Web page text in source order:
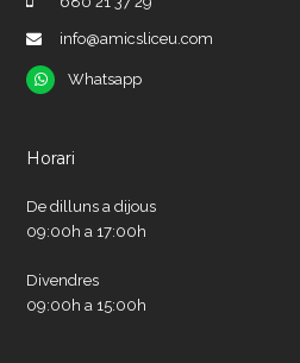
info@amicsliceu.com
Whatsapp
Whatsapp
Horari
De dilluns a dijous
09:00h a 17:00h
Divendres
09:00h a 15:00h